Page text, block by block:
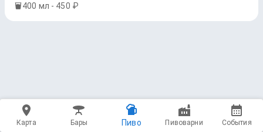
400 мл - 450 ₽
Карта Бары Пиво Пивоварни События